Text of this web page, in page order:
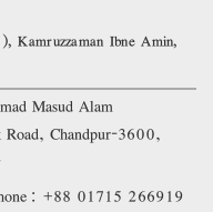
Kamruzzaman Ibne Amin,
Masud Alam
Chandpur-3600,
+88 01715 266919